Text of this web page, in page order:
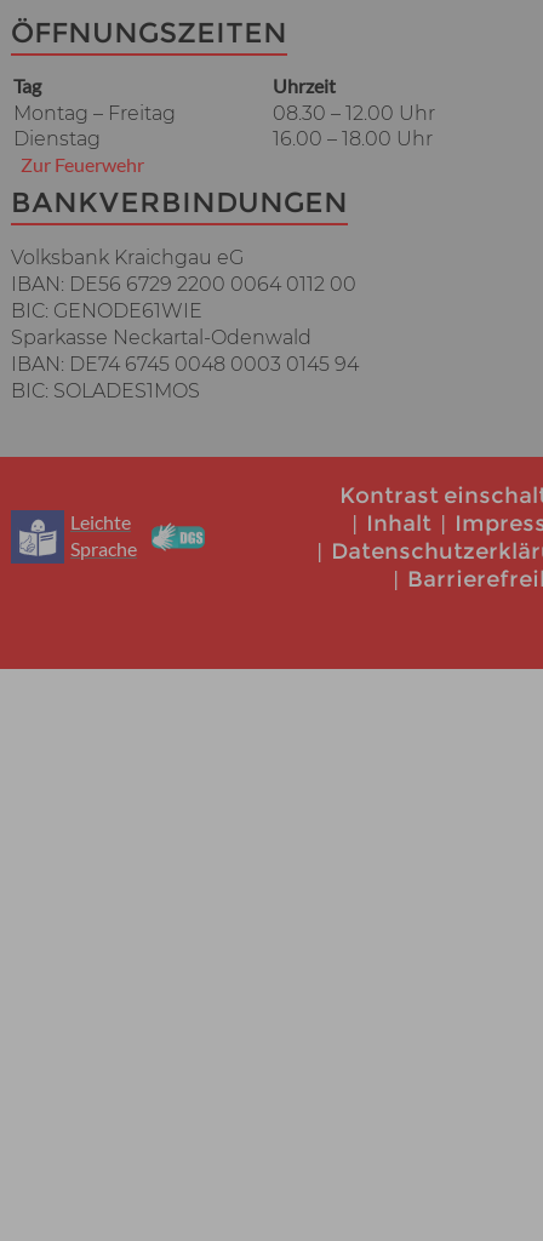
ÖFFNUNGSZEITEN
Tag
Uhrzeit
Montag – Freitag
08.30 – 12.00 Uhr
Dienstag
16.00 – 18.00 Uhr
Zur Feuerwehr
BANKVERBINDUNGEN
Volksbank Kraichgau eG
IBAN: DE56 6729 2200 0064 0112 00
BIC: GENODE61WIE
Sparkasse Neckartal-Odenwald
IBAN: DE74 6745 0048 0003 0145 94
BIC: SOLADES1MOS
Leichte
Sprache
Kontrast
Inhalt